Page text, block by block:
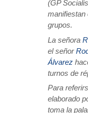
(GP
manifiestan
grupos.
La señora
el señor
Álvarez
turnos de
Para
elaborado
toma la